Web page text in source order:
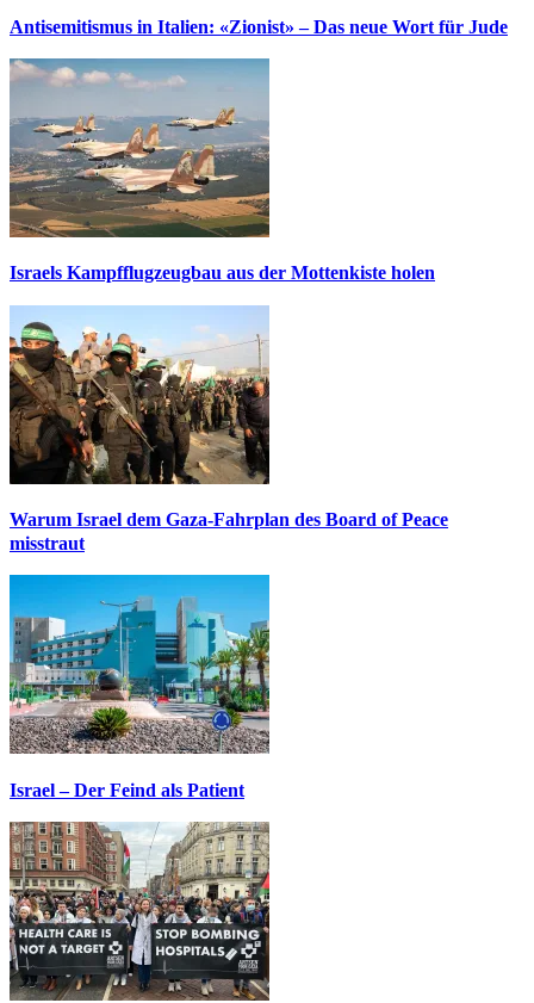
Antisemitismus in Italien: «Zionist» – Das neue Wort für Jude
Israels Kampfflugzeugbau aus der Mottenkiste holen
Warum Israel dem Gaza-Fahrplan des Board of Peace
misstraut
Israel – Der Feind als Patient